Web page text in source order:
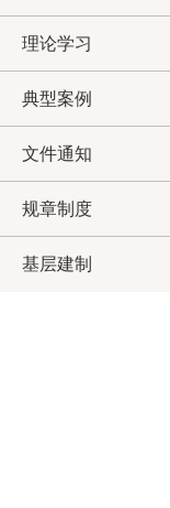
理论学习
典型案例
文件通知
规章制度
基层建制